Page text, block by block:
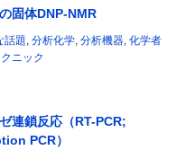
固体DNP-NMR
話題, 分析化学, 分析機器, 化学者
ニック
連鎖反応（RT-PCR;
PCR）